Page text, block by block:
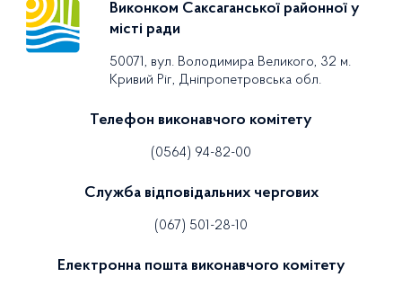
Виконком Саксаганської районної у
місті ради
50071, вул. Володимира Великого, 32 м.
Кривий Ріг, Дніпропетровська обл.
Телефон виконавчого комітету
(0564) 94-82-00
Служба відповідальних чергових
(067) 501-28-10
Електронна пошта виконавчого комітету